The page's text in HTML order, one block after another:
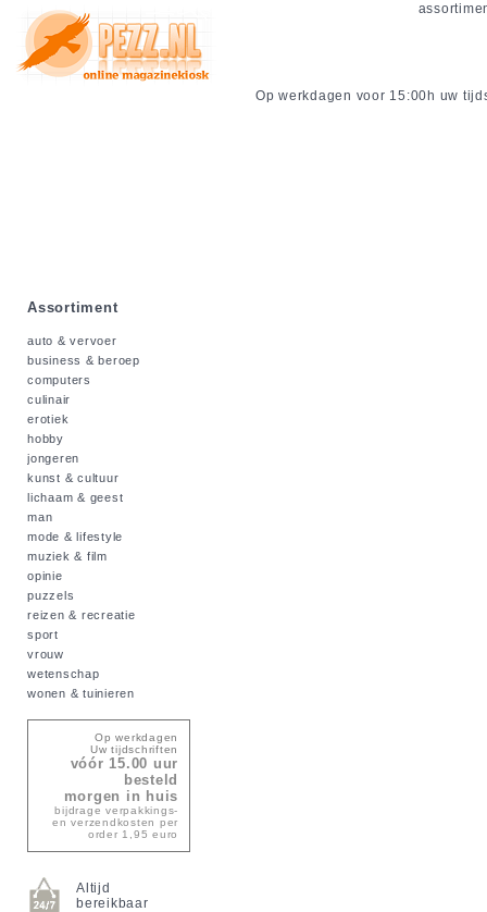
Op werkdagen voor 15:00h uw
Assortiment
auto & vervoer
business & beroep
computers
culinair
erotiek
hobby
jongeren
kunst & cultuur
lichaam & geest
man
mode & lifestyle
muziek & film
opinie
puzzels
reizen & recreatie
sport
vrouw
wetenschap
wonen & tuinieren
Op werkdagen
Uw tijdschriften
vóór 15.00 uur
besteld
morgen in huis
bijdrage verpakkings-
en verzendkosten per
order 1,95 euro
Altijd
bereikbaar